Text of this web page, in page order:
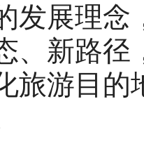
发展理念
、新路径
旅游目的